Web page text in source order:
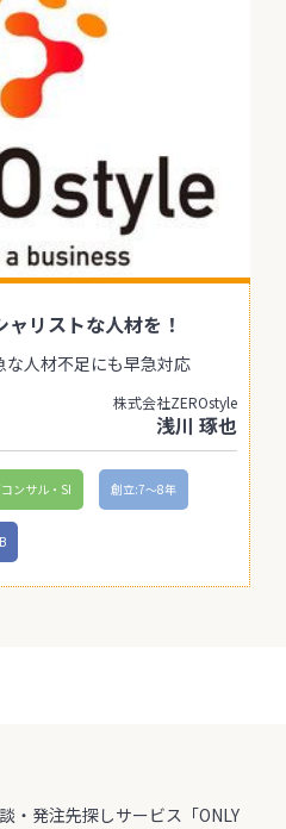
リストな人材を！
な人材不足にも早急対応
株式会社ZEROstyle
浅川 琢也
ンサル・SI 創立:7〜8年
・発注先探しサービス「ONLY